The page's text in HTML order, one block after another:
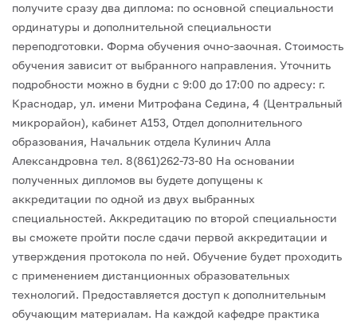
получите сразу два диплома: по основной специальности
ординатуры и дополнительной специальности
переподготовки. Форма обучения очно-заочная. Стоимость
обучения зависит от выбранного направления. Уточнить
подробности можно в будни с 9:00 до 17:00 по адресу: г.
Краснодар, ул. имени Митрофана Седина, 4 (Центральный
микрорайон), кабинет А153, Отдел дополнительного
образования, Начальник отдела Кулинич Алла
Александровна тел. 8(861)262-73-80 На основании
полученных дипломов вы будете допущены к
аккредитации по одной из двух выбранных
специальностей. Аккредитацию по второй специальности
вы сможете пройти после сдачи первой аккредитации и
утверждения протокола по ней. Обучение будет проходить
с применением дистанционных образовательных
технологий. Предоставляется доступ к дополнительным
обучающим материалам. На каждой кафедре практика